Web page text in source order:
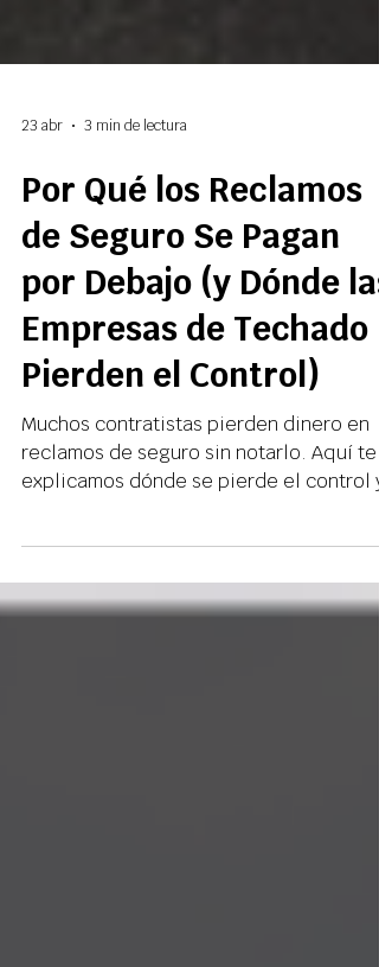
23 abr 3 min de lectura
Por Qué los Reclamos
de Seguro Se Pagan
por Debajo (y Dónde las
Empresas de Techado
Pierden el Control)
Muchos contratistas pierden dinero en
explicamos dónde se pierde el control y